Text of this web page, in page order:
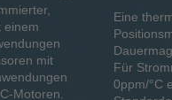
einem
mit
Motoren.
Eine
Für
0ppm/°C